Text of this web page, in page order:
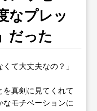
なプレッ
だった
て大丈夫なの？」
真剣に見てくれて
モチベーションに